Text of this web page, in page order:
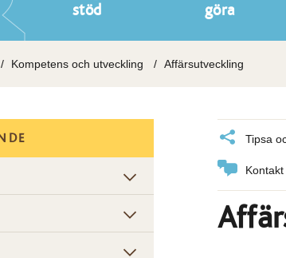
stöd
göra
Kompetens och utveckling Affärsutveckling
Tipsa
Kontakt